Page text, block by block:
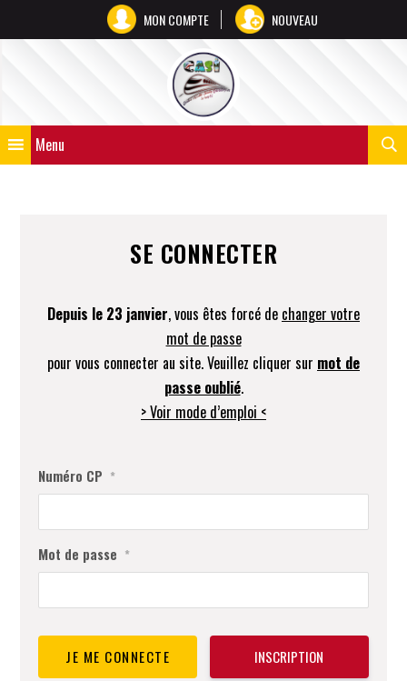
MON COMPTE NOUVEAU
Menu
SE CONNECTER
Depuis le 23 janvier, vous êtes forcé de changer votre
mot de passe
pour vous connecter au site. Veuillez cliquer sur mot de
passe oublié.
> Voir mode d’emploi <
Numéro CP *
Mot de passe *
INSCRIPTION